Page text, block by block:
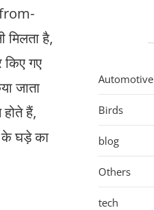
है,
किए गए
जाता
होते हैं,
के घड़े का
Automotive
Birds
blog
Others
tech